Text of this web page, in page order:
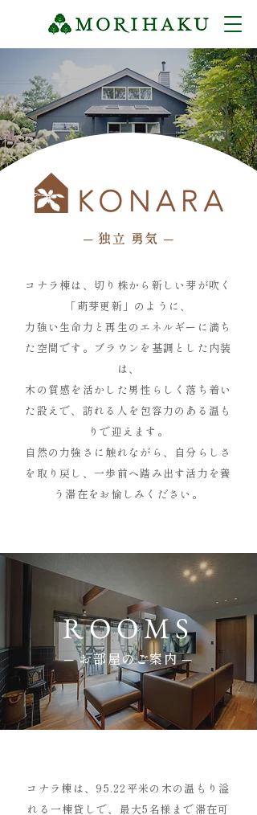
─ 独立 勇気 ─
コナラ棟は、切り株から新しい芽が吹く
「萌芽更新」のように、
力強い生命力と再生のエネルギーに満ち
た空間です。ブラウンを基調とした内装
は、
木の質感を活かした男性らしく落ち着い
た設えで、訪れる人を包容力のある温も
りで迎えます。
自然の力強さに触れながら、自分らしさ
を取り戻し、一歩前へ踏み出す活力を養
う滞在をお愉しみください。
ROOMS
─ お部屋のご案内 ─
コナラ棟は、95.22平米の木の温もり溢
れる一棟貸しで、最大5名様まで滞在可